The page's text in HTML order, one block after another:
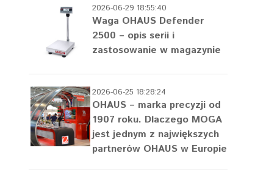
2026-06-29 18:55:40
Waga OHAUS Defender
2500 – opis serii i
zastosowanie w magazynie
2026-06-25 18:28:24
OHAUS – marka precyzji od
1907 roku. Dlaczego MOGA
jest jednym z największych
partnerów OHAUS w Europie